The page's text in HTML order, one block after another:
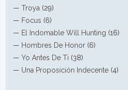
—Troya (29)
— Focus (6)
— El Indomable Will Hunting (16)
— Hombres De Honor (6)
—Yo Antes De Ti (38)
— Una Proposición Indecente (4)